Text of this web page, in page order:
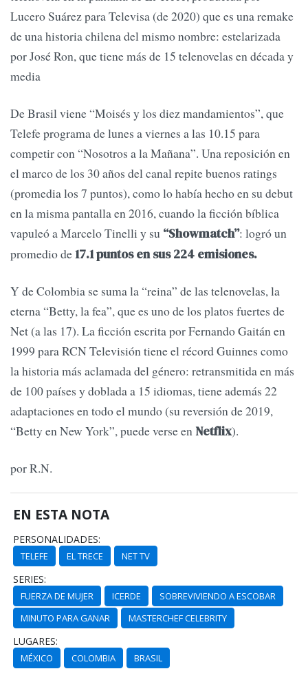
Lucero Suárez para Televisa (de 2020) que es una remake
de una historia chilena del mismo nombre: estelarizada
por José Ron, que tiene más de 15 telenovelas en década y
media
De Brasil viene “Moisés y los diez mandamientos”, que
Telefe programa de lunes a viernes a las 10.15 para
competir con “Nosotros a la Mañana”. Una reposición en
el marco de los 30 años del canal repite buenos ratings
(promedia los 7 puntos), como lo había hecho en su debut
en la misma pantalla en 2016, cuando la ficción bíblica
vapuleó a Marcelo Tinelli y su “Showmatch”: logró un
promedio de17.1 puntos en sus 224 emisiones.
Y de Colombia se suma la “reina” de las telenovelas, la
eterna “Betty, la fea”, que es uno de los platos fuertes de
Net (a las 17). La ficción escrita por Fernando Gaitán en
1999 para RCN Televisión tiene el récord Guinnes como
la historia más aclamada del género: retransmitida en más
de 100 países y doblada a 15 idiomas, tiene además 22
adaptaciones en todo el mundo (su reversión de 2019,
“Betty en New York”, puede verse enNetflix).
por R.N.
EN ESTA NOTA
PERSONALIDADES:
TELEFE EL TRECE NET TV
SERIES:
FUERZA DE MUJER ICERDE
SOBREVIVIENDO A ESCOBAR
MINUTO PARA GANAR
MASTERCHEF CELEBRITY
LUGARES:
MÉXICO COLOMBIA BRASIL